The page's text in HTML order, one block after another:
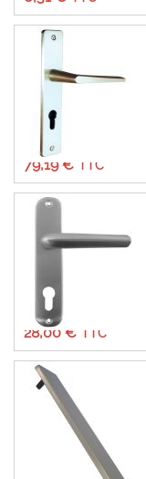
À partir de
79,19 €
65,99 €
À partir de
28,00 €
23,33 €